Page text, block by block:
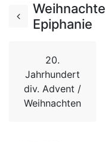
Epiphanie
20.
Jahrhundert
div. Advent /
Weihnachten